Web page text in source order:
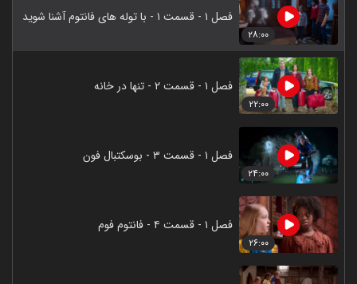
۲۸:۰۰
فصل ۱ - قسمت ۱ - با توله های فانتوم آشنا شوید
۲۲:۰۰
فصل ۱ - قسمت ۲ - تنها در خانه
۲۴:۰۰
فصل ۱ - قسمت ۳ - بوسکتبال فون
۲۶:۰۰
فصل ۱ - قسمت ۴ - فانتوم فوم